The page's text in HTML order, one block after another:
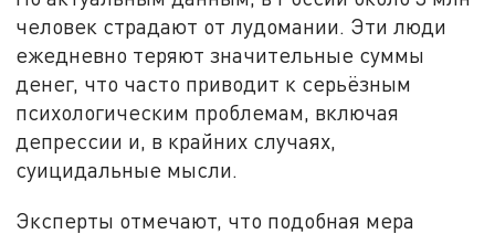
человек страдают от лудомании. Эти люди
ежедневно теряют значительные суммы
денег, что часто приводит к серьёзным
психологическим проблемам, включая
депрессии и, в крайних случаях,
суицидальные мысли.
Эксперты отмечают, что подобная мера